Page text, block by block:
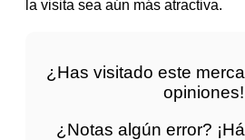
la visita sea aún más atractiva.
¿Has visitado este
opiniones!
¿Notas algún error?